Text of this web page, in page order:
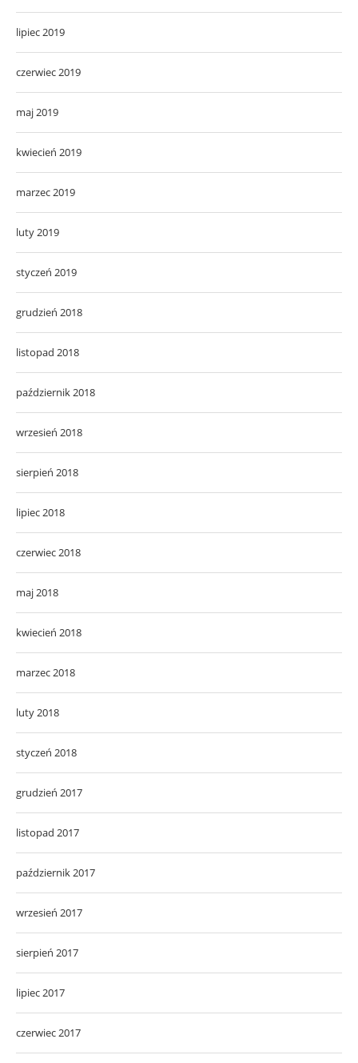
lipiec 2019
czerwiec 2019
maj 2019
kwiecień 2019
marzec 2019
luty 2019
styczeń 2019
grudzień 2018
listopad 2018
październik 2018
wrzesień 2018
sierpień 2018
lipiec 2018
czerwiec 2018
maj 2018
kwiecień 2018
marzec 2018
luty 2018
styczeń 2018
grudzień 2017
listopad 2017
październik 2017
wrzesień 2017
sierpień 2017
lipiec 2017
czerwiec 2017